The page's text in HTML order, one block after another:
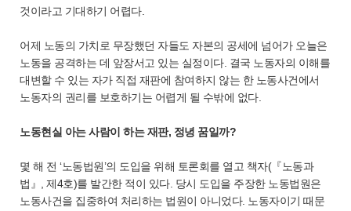
것이라고 기대하기 어렵다.
어제 노동의 가치로 무장했던 자들도 자본의 공세에 넘어가 오늘은
노동을 공격하는 데 앞장서고 있는 실정이다. 결국 노동자의 이해를
대변할 수 있는 자가 직접 재판에 참여하지 않는 한 노동사건에서
노동자의 권리를 보호하기는 어렵게 될 수밖에 없다.
노동현실 아는 사람이 하는 재판, 정녕 꿈일까?
몇 해 전 ‘노동법원’의 도입을 위해 토론회를 열고 책자(『노동과
법』, 제4호)를 발간한 적이 있다. 당시 도입을 주장한 노동법원은
노동사건을 집중하여 처리하는 법원이 아니었다. 노동자이기 때문